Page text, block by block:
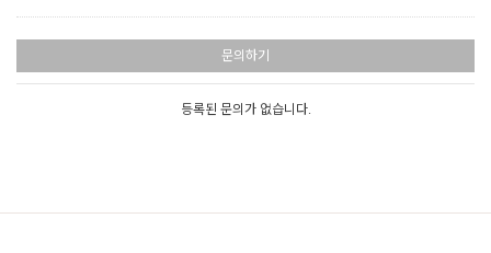
문의하기
등록된 문의가 없습니다.